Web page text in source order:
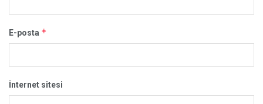
E-posta *
İnternet sitesi